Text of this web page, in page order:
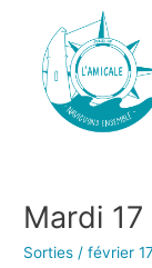
Mardi
Sorties /février